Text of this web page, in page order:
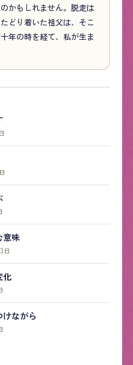
かもしれません。脱走は
どり着いた祖父は、そこ
年の時を経て、私が生ま
意味
日
化
ながら